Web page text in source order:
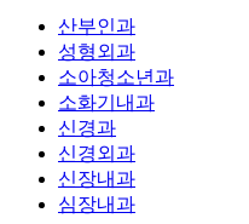
산부인과
성형외과
소아청소년과
소화기내과
신경과
신경외과
신장내과
심장내과